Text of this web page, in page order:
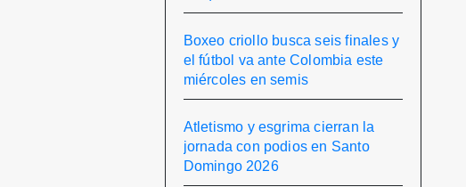
Boxeo criollo busca seis finales y
el fútbol va ante Colombia este
miércoles en semis
Atletismo y esgrima cierran la
jornada con podios en Santo
Domingo 2026